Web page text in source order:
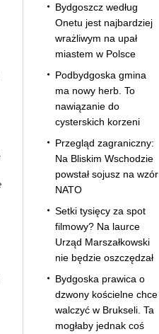
Bydgoszcz według
Onetu jest najbardziej
wrażliwym na upał
miastem w Polsce
Podbydgoska gmina
ma nowy herb. To
nawiązanie do
cysterskich korzeni
Przegląd zagraniczny:
Na Bliskim Wschodzie
powstał sojusz na wzór
NATO
Setki tysięcy za spot
filmowy? Na laurce
Urząd Marszałkowski
nie będzie oszczędzał
Bydgoska prawica o
dzwony kościelne chce
walczyć w Brukseli. Ta
mogłaby jednak coś